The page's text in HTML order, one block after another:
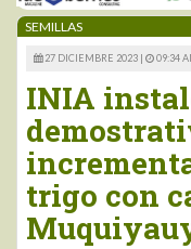
SEMILLAS
27 DICIEMBRE 2023 | 09:34
INIA
trigo con